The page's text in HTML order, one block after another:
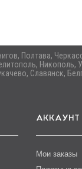
Полтава,
Славянск,
АККАУНТ
Мои заказы